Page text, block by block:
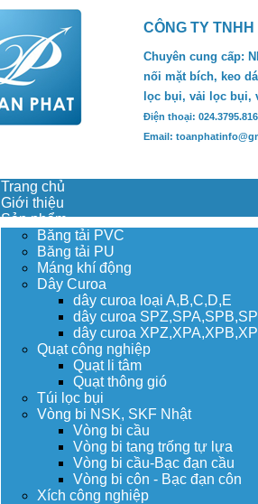
CÔNG TY
Chuyên cung cấp:
nối mặt bích, keo
lọc bụi, vải lọc bụi,
Điện thoại:
Email:
Trang chủ
Giới thiệu
Sản phẩm
Băng tải PVC
Băng tải PU
Máng khí động
Dây Curoa
dây curoa loại A,B,C,D,E
dây curoa
dây curoa
Quạt công nghiệp
Quạt li tâm
Quạt thông gió
Túi lọc bụi
Vòng bi NSK, SKF Nhật
Vòng bi cầu
Vòng bi tang trống tự lựa
Vòng bi cầu-Bạc đạn cầu
Vòng bi côn - Bạc đạn côn
Xích công nghiệp